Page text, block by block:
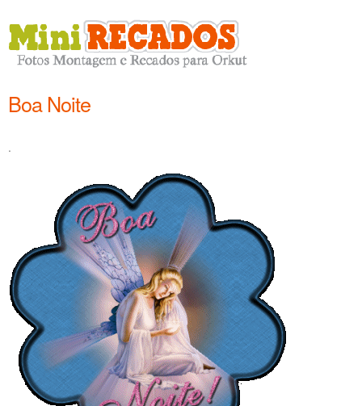
Boa Noite
.